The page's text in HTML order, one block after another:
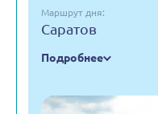
Маршрут дня:
Саратов
Подробнее